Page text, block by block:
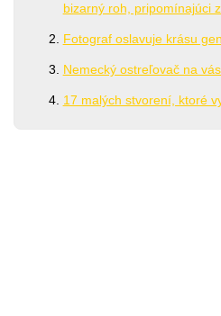
bizarný roh, pripomínajúci
Fotograf oslavuje krásu
Nemecký ostreľovač na
17 malých stvorení, ktoré